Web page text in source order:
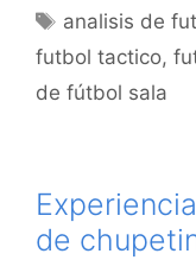
Etiquetas
analisis de
futbol tactico,
de fútbol sala
de